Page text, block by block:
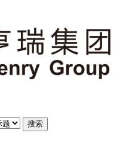
搜索